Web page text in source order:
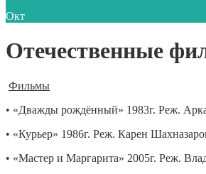
Окт
Отечественные
Фильмы
• «Дважды рождённый» 1983г. Реж.
• «Курьер» 1986г. Реж. Карен
• «Мастер и Маргарита» 2005г. Реж.